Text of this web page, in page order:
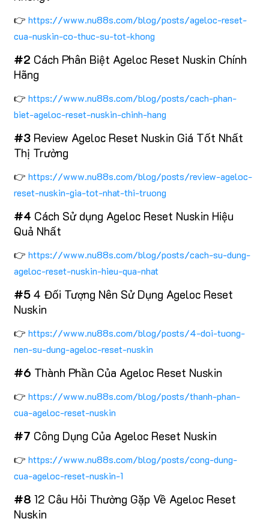
👉 https://www.nu88s.com/blog/posts/ageloc-reset-
cua-nuskin-co-thuc-su-tot-khong
#2 Cách Phân Biệt Ageloc Reset Nuskin Chính
Hãng
👉 https://www.nu88s.com/blog/posts/cach-phan-
biet-ageloc-reset-nuskin-chinh-hang
#3 Review Ageloc Reset Nuskin Giá Tốt Nhất
Thị Trường
👉 https://www.nu88s.com/blog/posts/review-ageloc-
reset-nuskin-gia-tot-nhat-thi-truong
#4 Cách Sử dụng Ageloc Reset Nuskin Hiệu
Quả Nhất
👉 https://www.nu88s.com/blog/posts/cach-su-dung-
ageloc-reset-nuskin-hieu-qua-nhat
#5 4 Đối Tượng Nên Sử Dụng Ageloc Reset
Nuskin
👉 https://www.nu88s.com/blog/posts/4-doi-tuong-
nen-su-dung-ageloc-reset-nuskin
#6 Thành Phần Của Ageloc Reset Nuskin
👉 https://www.nu88s.com/blog/posts/thanh-phan-
cua-ageloc-reset-nuskin
#7 Công Dụng Của Ageloc Reset Nuskin
👉 https://www.nu88s.com/blog/posts/cong-dung-
cua-ageloc-reset-nuskin-1
#8 12 Câu Hỏi Thường Gặp Về Ageloc Reset
Nuskin